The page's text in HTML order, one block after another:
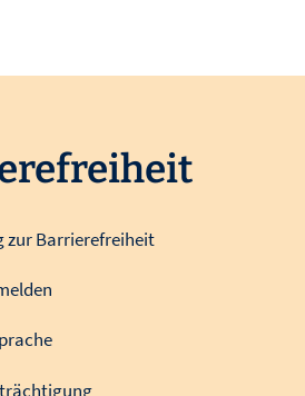
zur Barrierefreiheit